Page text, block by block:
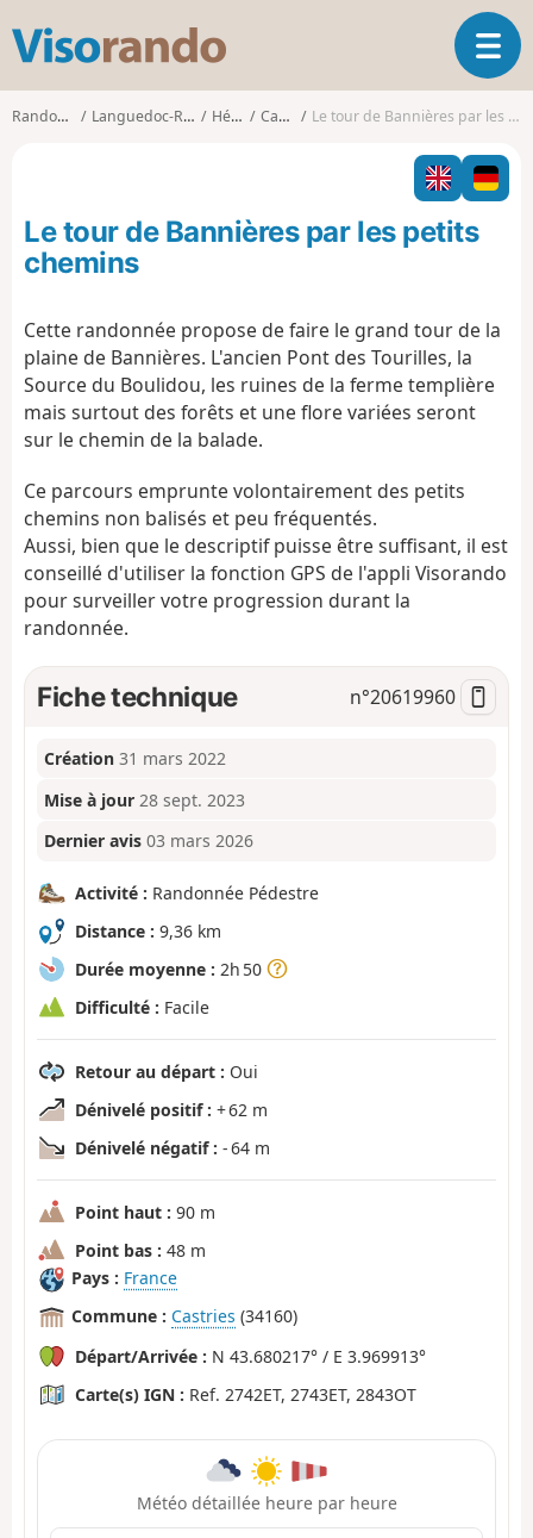
s
o
o
O
u
v
i
r
l
i
a
Randonnées Languedoc-Roussillon Hérault Castries Le tour de Bannières par les petits chemins
Le tour de Bannières par les petits
chemins
Cette randonnée propose de faire le grand tour de la
plaine de Bannières. L'ancien Pont des Tourilles, la
Source du Boulidou, les ruines de la ferme templière
mais surtout des forêts et une flore variées seront
sur le chemin de la balade.
Ce parcours emprunte volontairement des petits
chemins non balisés et peu fréquentés.
Aussi, bien que le descriptif puisse être suffisant, il est
conseillé d'utiliser la fonction GPS de l'appli Visorando
pour surveiller votre progression durant la
randonnée.
Fiche technique n°20619960
Création 31 mars 2022
Mise à jour 28 sept. 2023
Dernier avis 03 mars 2026
Activité : Randonnée Pédestre
Distance : 9,36 km
Durée moyenne : 2h 50
Difficulté : Facile
Retour au départ : Oui
Dénivelé positif : + 62 m
Dénivelé négatif : - 64 m
Point haut : 90 m
Point bas : 48 m
Pays : France
Commune : Castries (34160)
Départ/Arrivée : N 43.680217° / E 3.969913°
Carte(s) IGN : Ref. 2742ET, 2743ET, 2843OT
Météo détaillée heure par heure